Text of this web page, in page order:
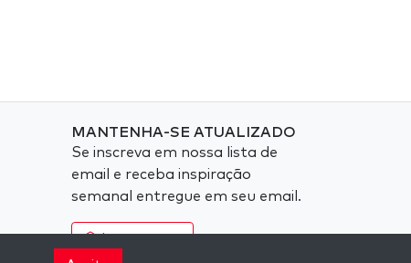
MANTENHA-SE ATUALIZADO
Se inscreva em nossa lista de
email e receba inspiração
semanal entregue em seu email.